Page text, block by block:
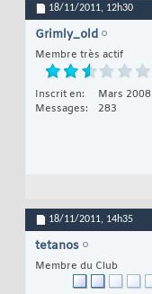
18/11/2011, 12h30
Grimly_old
Membre très actif
Inscrit en
Mars 2008
Messages
283
18/11/2011, 14h35
tetanos
Membre du Club